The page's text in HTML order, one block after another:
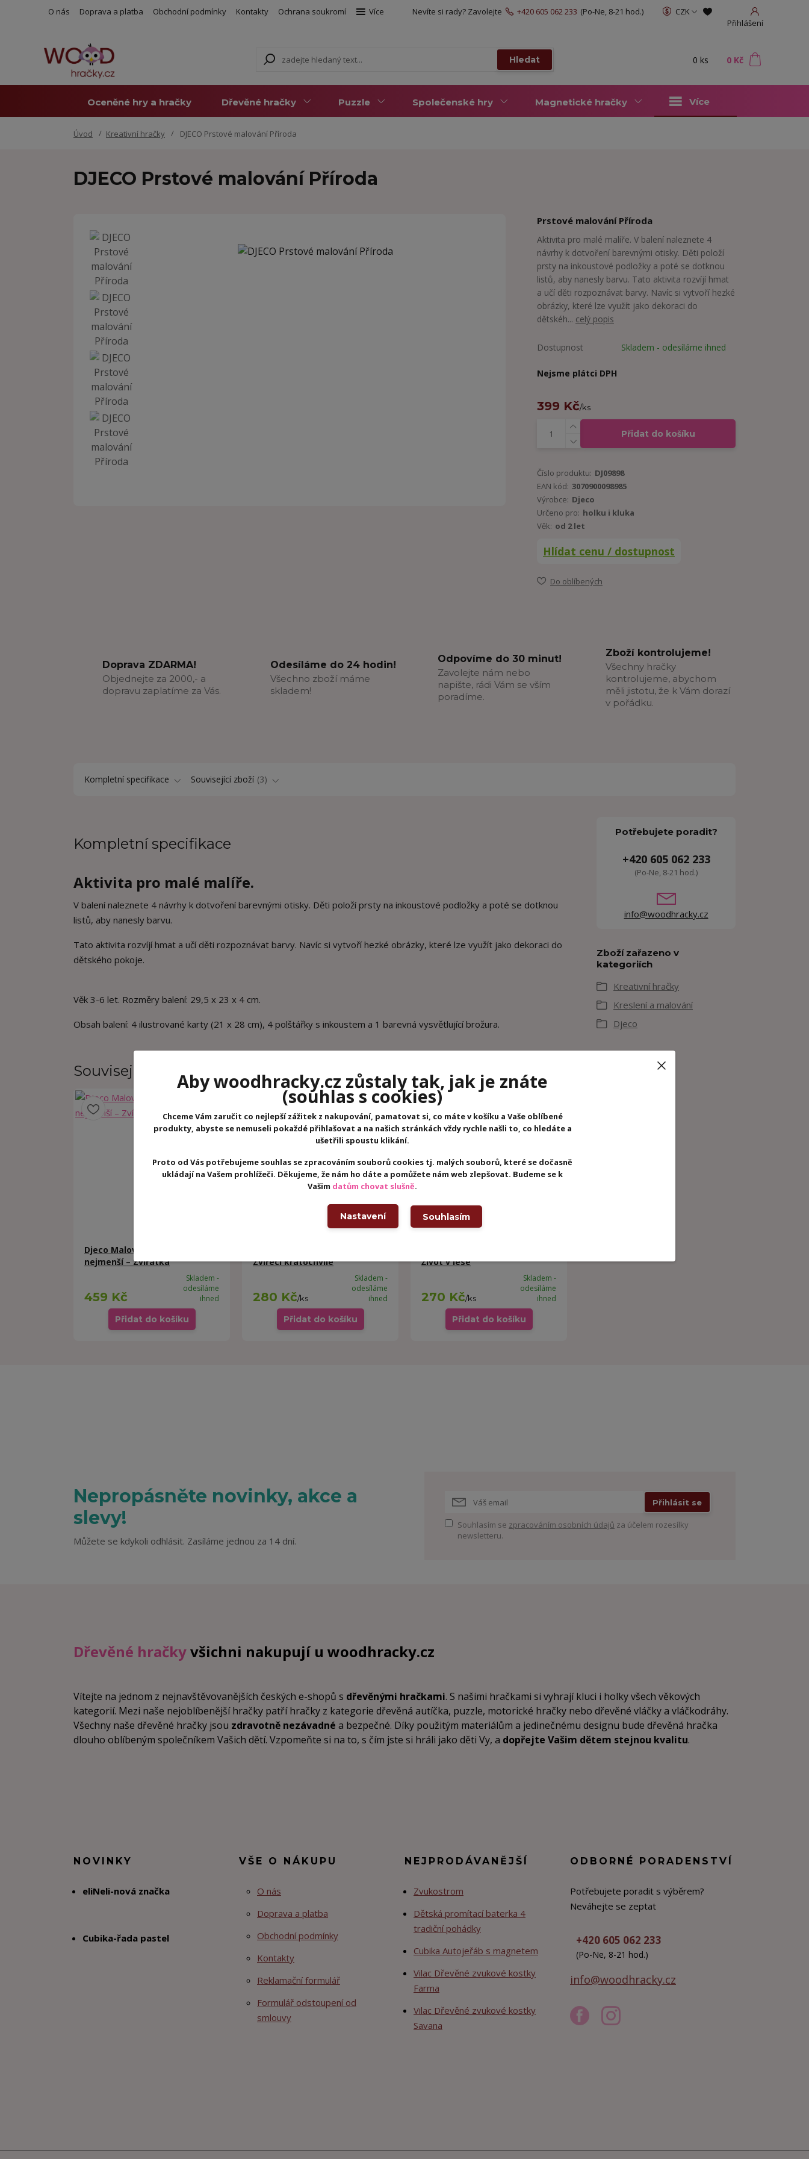
O nás Doprava a platba Obchodní podmínky Kontakty Ochrana soukromí Více
CZK
Přihlášení
Hledat
Nevíte si rady? Zavolejte +420 605 062 233 (Po-Ne, 8-21 hod.)
0 ks 0 Kč
Oceněné hry a hračky Dřevěné hračky Puzzle Společenské hry Magnetické hračky Více
Úvod Kreativní hračky DJECO Prstové malování Příroda
DJECO Prstové malování Příroda
Prstové malování Příroda
Aktivita pro malé malíře. V balení naleznete 4
návrhy k dotvoření barevnými otisky. Děti položí
prsty na inkoustové podložky a poté se dotknou
listů, aby nanesly barvu. Tato aktivita rozvíjí hmat
a učí děti rozpoznávat barvy. Navíc si vytvoří hezké
obrázky, které lze využít jako dekoraci do
dětskéh... celý popis
Dostupnost Skladem - odesíláme ihned
Nejsme plátci DPH
399 Kč/ks
Přidat do košíku
Číslo produktu: DJ09898
EAN kód: 3070900098985
Výrobce: Djeco
Určeno pro: holku i kluka
Věk: od 2 let
Hlídat cenu / dostupnost
Do oblíbených
Doprava ZDARMA!
Objednejte za 2000,- a
dopravu zaplatíme za Vás.
Odesíláme do 24 hodin!
Všechno zboží máme
skladem!
Odpovíme do 30 minut!
Zavolejte nám nebo
napište, rádi Vám se vším
poradíme.
Zboží kontrolujeme!
Všechny hračky
kontrolujeme, abychom
měli jistotu, že k Vám dorazí
v pořádku.
Kompletní specifikace Související zboží 3
Kompletní specifikace
Aktivita pro malé malíře.
V balení naleznete 4 návrhy k dotvoření barevnými otisky. Děti položí prsty na inkoustové podložky a poté se dotknou
listů, aby nanesly barvu.
Tato aktivita rozvíjí hmat a učí děti rozpoznávat barvy. Navíc si vytvoří hezké obrázky, které lze využít jako dekoraci do
dětského pokoje.
Věk 3-6 let. Rozměry balení: 29,5 x 23 x 4 cm.
Obsah balení: 4 ilustrované karty (21 x 28 cm), 4 polštářky s inkoustem a 1 barevná vysvětlující brožura.
Potřebujete poradit?
+420 605 062 233
(Po-Ne, 8-21 hod.)
info@woodhracky.cz
Zboží zařazeno v
kategoriích
Kreativní hračky
Kreslení a malování
Djeco
Související zboží
Djeco Malování prstíky pro
nejmenší – Zvířátka
459 Kč
Skladem -
odesíláme
ihned
Přidat do košíku
Zvířecí kratochvíle
280 Kč/ks
Skladem -
odesíláme
ihned
Přidat do košíku
Život v lese
270 Kč/ks
Skladem -
odesíláme
ihned
Přidat do košíku
Nepropásněte novinky, akce a
slevy!
Můžete se kdykoli odhlásit. Zasíláme jednou za 14 dní.
Přihlásit se
Souhlasím se zpracováním osobních údajů za účelem rozesílky
newsletteru.
Dřevěné hračkyvšichni nakupují u woodhracky.cz
Vítejte na jednom z nejnavštěvovanějších českých e-shopů s dřevěnými hračkami. S našimi hračkami si vyhrají kluci i holky všech věkových
kategorií. Mezi naše nejoblíbenější hračky patří hračky z kategorie dřevěná autíčka, puzzle, motorické hračky nebo dřevěné vláčky a vláčkodráhy.
Všechny naše dřevěné hračky jsou zdravotně nezávadné a bezpečné. Díky použitým materiálům a jedinečnému designu bude dřevěná hračka
dlouho oblíbeným společníkem Vašich dětí. Vzpomeňte si na to, s čím jste si hráli jako děti Vy, a dopřejte Vašim dětem stejnou kvalitu.
NOVINKY
eliNeli-nová značka
Cubika-řada pastel
VŠE O NÁKUPU
O nás
Doprava a platba
Obchodní podmínky
Kontakty
Reklamační formulář
Formulář odstoupení od
smlouvy
NEJPRODÁVANĚJŠÍ
Zvukostrom
Dětská promítací baterka 4
tradiční pohádky
Cubika Autojeřáb s magnetem
Vilac Dřevěné zvukové kostky
Farma
Vilac Dřevěné zvukové kostky
Savana
ODBORNÉ PORADENSTVÍ
Potřebujete poradit s výběrem?
Neváhejte se zeptat
+420 605 062 233
(Po-Ne, 8-21 hod.)
info@woodhracky.cz
Aby woodhracky.cz zůstaly tak, jak je znáte
(souhlas s cookies)
Chceme Vám zaručit co nejlepší zážitek z nakupování, pamatovat si, co máte v košíku a Vaše oblíbené
produkty, abyste se nemuseli pokaždé přihlašovat a na našich stránkách vždy rychle našli to, co hledáte a
ušetřili spoustu klikání.
Proto od Vás potřebujeme souhlas se zpracováním souborů cookies tj. malých souborů, které se dočasně
ukládají na Vašem prohlížeči. Děkujeme, že nám ho dáte a pomůžete nám web zlepšovat. Budeme se k
Vašim datům chovat slušně.
Nastavení Souhlasím